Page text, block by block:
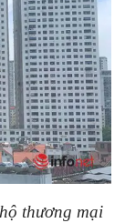
thương mại